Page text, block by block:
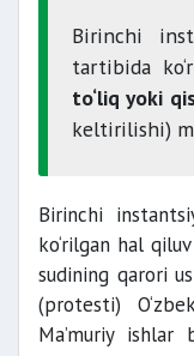
Birinchi
tartibida
to‘liq yoki
keltirilishi)
Birinchi
ko‘rilgan hal
sudining qarori
(protesti)
Ma’muriy ishlar